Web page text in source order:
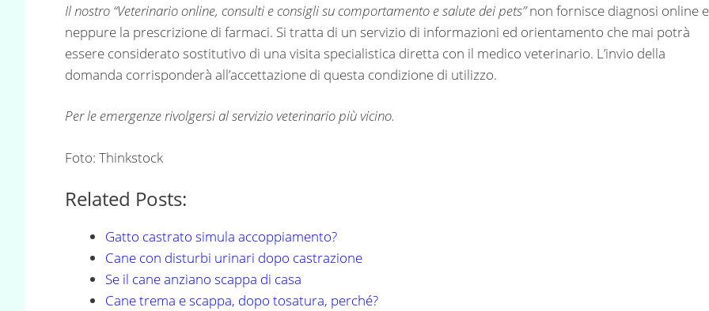
Il nostro “Veterinario online, consulti e consigli su comportamento e salute dei pets”non fornisce diagnosi online e
neppure la prescrizione di farmaci. Si tratta di un servizio di informazioni ed orientamento che mai potrà
essere considerato sostitutivo di una visita specialistica diretta con il medico veterinario. L’invio della
domanda corrisponderà all’accettazione di questa condizione di utilizzo.
Per le emergenze rivolgersi al servizio veterinario più vicino.
Foto: Thinkstock
Related Posts:
Gatto castrato simula accoppiamento?
Cane con disturbi urinari dopo castrazione
Se il cane anziano scappa di casa
Cane trema e scappa, dopo tosatura, perché?